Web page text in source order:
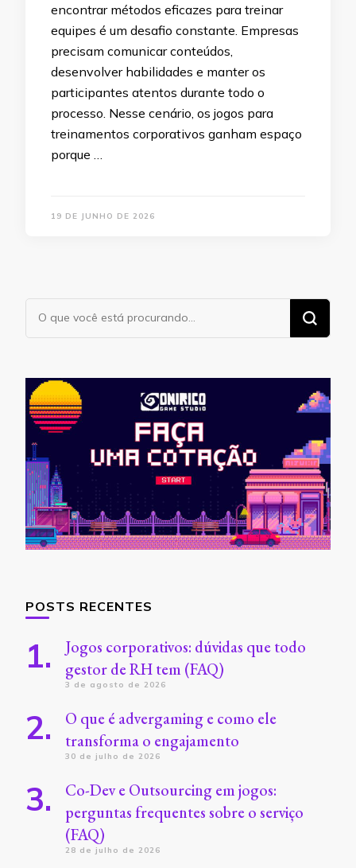
encontrar métodos eficazes para treinar
equipes é um desafio constante. Empresas
precisam comunicar conteúdos,
desenvolver habilidades e manter os
participantes atentos durante todo o
processo. Nesse cenário, os jogos para
treinamentos corporativos ganham espaço
porque …
19 DE JUNHO DE 2026
Procurando
POSTS RECENTES
Jogos corporativos: dúvidas que todo
gestor de RH tem (FAQ)
3 de agosto de 2026
O que é advergaming e como ele
transforma o engajamento
30 de julho de 2026
Co-Dev e Outsourcing em jogos:
perguntas frequentes sobre o serviço
(FAQ)
28 de julho de 2026